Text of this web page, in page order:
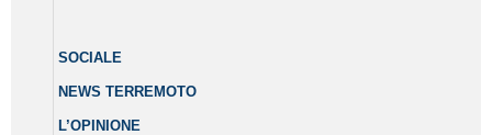
SOCIALE
NEWS TERREMOTO
L’OPINIONE